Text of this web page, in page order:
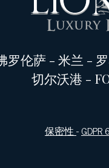
罗伦萨 - 米兰 -
切尔沃港 -
保密性-